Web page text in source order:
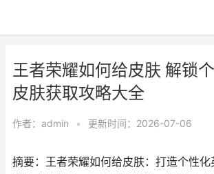
王者荣耀如何给皮肤 解锁
皮肤获取攻略大全
作者： admin • 更新时间：2026-07-06
摘要：王者荣耀如何给皮肤：打造个性